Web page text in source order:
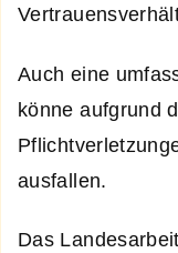
Auch eine
könne aufgrund
ausfallen.
Das